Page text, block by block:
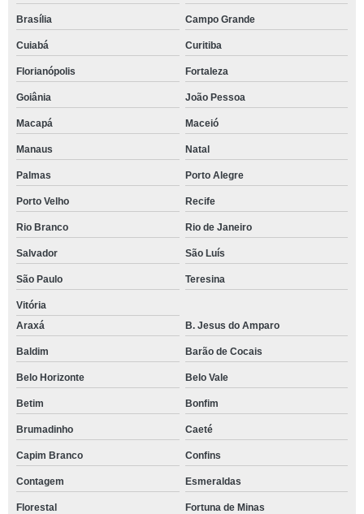
Brasília Campo Grande
Cuiabá Curitiba
Florianópolis Fortaleza
Goiânia João Pessoa
Macapá Maceió
Manaus Natal
Palmas Porto Alegre
Porto Velho Recife
Rio Branco Rio de Janeiro
Salvador São Luís
São Paulo Teresina
Vitória
Araxá
B. Jesus do Amparo
Baldim Barão de Cocais
Belo Horizonte Belo Vale
Betim Bonfim
Brumadinho Caeté
Capim Branco Confins
Contagem Esmeraldas
Florestal Fortuna de Minas